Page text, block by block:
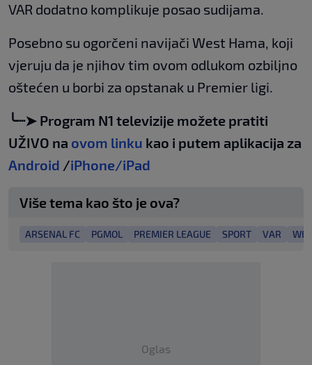
VAR dodatno komplikuje posao sudijama.
Posebno su ogorčeni navijači West Hama, koji
vjeruju da je njihov tim ovom odlukom ozbiljno
oštećen u borbi za opstanak u Premier ligi.
╰┈➤ Program N1 televizije možete pratiti
UŽIVO na ovom linku kao i putem aplikacija za
Android /iPhone/iPad
Više tema kao što je ova?
ARSENAL FC PGMOL PREMIER LEAGUE SPORT VAR
Oglas